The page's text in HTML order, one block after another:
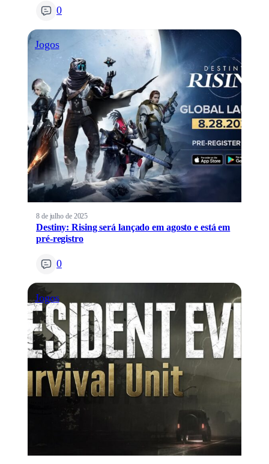
0
Jogos
8 de julho de 2025
Destiny: Rising será lançado em agosto e está em
pré-registro
0
Jogos